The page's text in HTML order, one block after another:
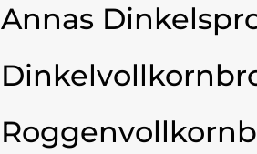
Annas